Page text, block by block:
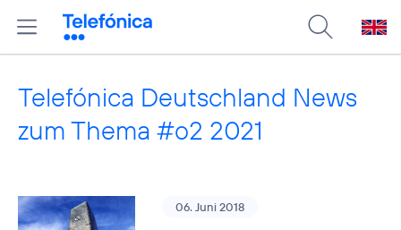
Telefónica Deutschland News
zum Thema #o2 2021
06. Juni 2018